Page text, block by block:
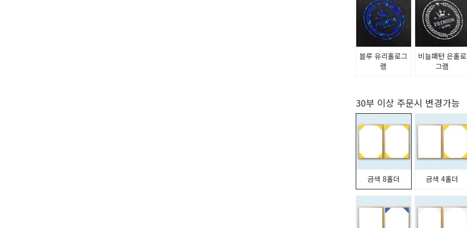
블루 유리홀로그
램
비늘패턴 은홀로
그램
30부 이상 주문시 변경가능
금색 8홀더 금색 4홀더